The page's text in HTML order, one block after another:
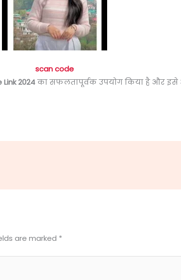
scan code
2024का सफलतापूर्वक उपयोग किया है और इसे
are marked *